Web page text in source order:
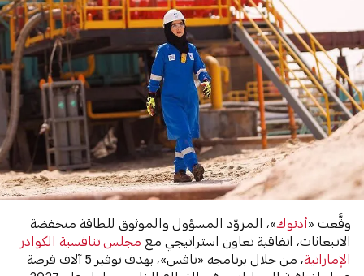
وقَّعت «أدنوك»، المزوّد المسؤول والموثوق للطاقة منخفضة
الانبعاثات، اتفاقية تعاون استراتيجي مع مجلس تنافسية الكوادر
الإماراتية
، من خلال برنامجه «نافس»، بهدف توفير 5 آلاف فرصة